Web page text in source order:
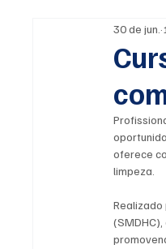
Polícia /
Opinião / Editorial
Agronegócio
30 de jun.
oferece
limpeza.